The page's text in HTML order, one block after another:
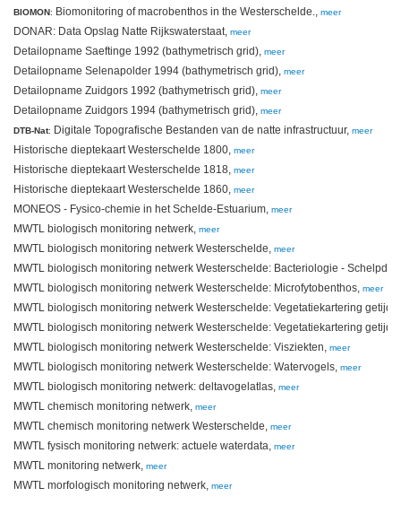
BIOMON: Biomonitoring of macrobenthos in the Westerschelde., meer
DONAR: Data Opslag Natte Rijkswaterstaat, meer
Detailopname Saeftinge 1992 (bathymetrisch grid), meer
Detailopname Selenapolder 1994 (bathymetrisch grid), meer
Detailopname Zuidgors 1992 (bathymetrisch grid), meer
Detailopname Zuidgors 1994 (bathymetrisch grid), meer
DTB-Nat: Digitale Topografische Bestanden van de natte infrastructuur, meer
Historische dieptekaart Westerschelde 1800, meer
Historische dieptekaart Westerschelde 1818, meer
Historische dieptekaart Westerschelde 1860, meer
MONEOS - Fysico-chemie in het Schelde-Estuarium, meer
MWTL biologisch monitoring netwerk, meer
MWTL biologisch monitoring netwerk Westerschelde, meer
MWTL biologisch monitoring netwerk Westerschelde: Bacteriologie -
MWTL biologisch monitoring netwerk Westerschelde: Microfytobenthos, meer
MWTL biologisch monitoring netwerk Westerschelde: Vegetatiekartering
MWTL biologisch monitoring netwerk Westerschelde: Vegetatiekartering
MWTL biologisch monitoring netwerk Westerschelde: Visziekten, meer
MWTL biologisch monitoring netwerk Westerschelde: Watervogels, meer
MWTL biologisch monitoring netwerk: deltavogelatlas, meer
MWTL chemisch monitoring netwerk, meer
MWTL chemisch monitoring netwerk Westerschelde, meer
MWTL fysisch monitoring netwerk: actuele waterdata, meer
MWTL monitoring netwerk, meer
MWTL morfologisch monitoring netwerk, meer